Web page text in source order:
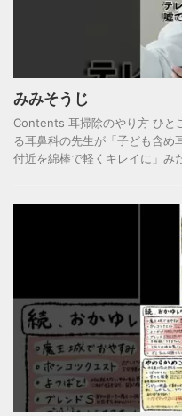
みみそうじ
Contents 耳掃除のやり方 ひと
る耳鼻科の先生が「子ども含め
付近を綿棒で軽くキレイに」み